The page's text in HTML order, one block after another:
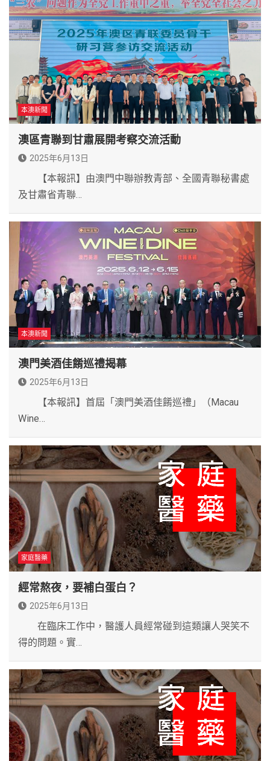
本澳新聞
澳區青聯到甘肅展開考察交流活動
2025年6月13日
【本報訊】由澳門中聯辦教青部、全國青聯秘書處
及甘肅省青聯…
本澳新聞
澳門美酒佳餚巡禮揭幕
2025年6月13日
【本報訊】首屆「澳門美酒佳餚巡禮」（Macau
Wine…
家庭醫藥
經常熬夜，要補白蛋白？
2025年6月13日
在臨床工作中，醫護人員經常碰到這類讓人哭笑不
得的問題。實…